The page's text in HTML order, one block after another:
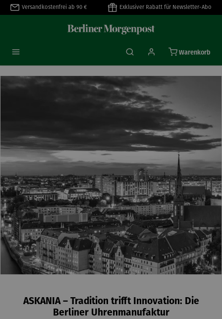
springen
Versandkostenfrei ab 90 € Exklusiver Rabatt für Newsletter-Abo
Warenkorb
ASKANIA – Tradition trifft Innovation: Die
Berliner Uhrenmanufaktur